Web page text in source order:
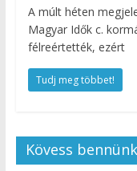
A múlt héten
Magyar Idők c.
félreértették, ezért
Tudj meg többet!
Kövess